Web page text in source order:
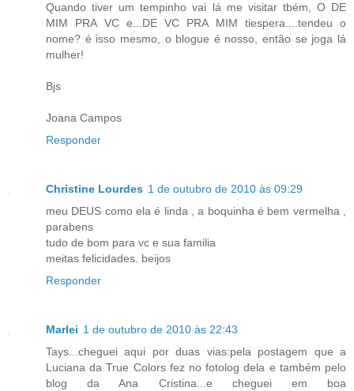
Quando tiver um tempinho vai lá me visitar tbém, O DE
MIM PRA VC e...DE VC PRA MIM tiespera....tendeu o
nome? é isso mesmo, o blogue é nosso, então se joga lá
mulher!
Bjs
Joana Campos
Responder
Christine Lourdes 1 de outubro de 2010 às 09:29
meu DEUS como ela é linda , a boquinha é bem vermelha ,
parabens
tudo de bom para vc e sua familia
meitas felicidades. beijos
Responder
Marlei 1 de outubro de 2010 às 22:43
Tays...cheguei aqui por duas vias:pela postagem que a
Luciana da True Colors fez no fotolog dela e também pelo
blog da Ana Cristina...e cheguei em boa